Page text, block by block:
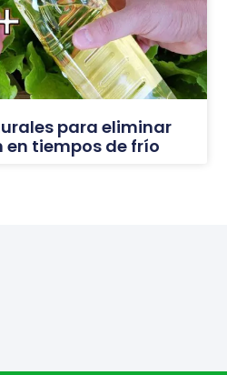
para eliminar
en tiempos de frío